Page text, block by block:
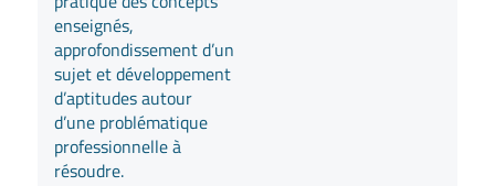
enseignés,
approfondissement d’un
sujet et développement
d’aptitudes autour
d’une problématique
professionnelle à
résoudre.